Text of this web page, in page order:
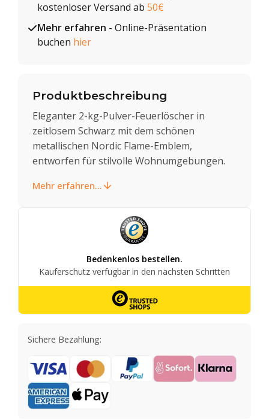
kostenloser Versand ab 50€
Mehr erfahren - Online-Präsentation
buchen hier
Produktbeschreibung
Eleganter 2-kg-Pulver-Feuerlöscher in
zeitlosem Schwarz mit dem schönen
metallischen Nordic Flame-Emblem,
entworfen für stilvolle Wohnumgebungen.
Mehr erfahren...
Sichere Bezahlung: